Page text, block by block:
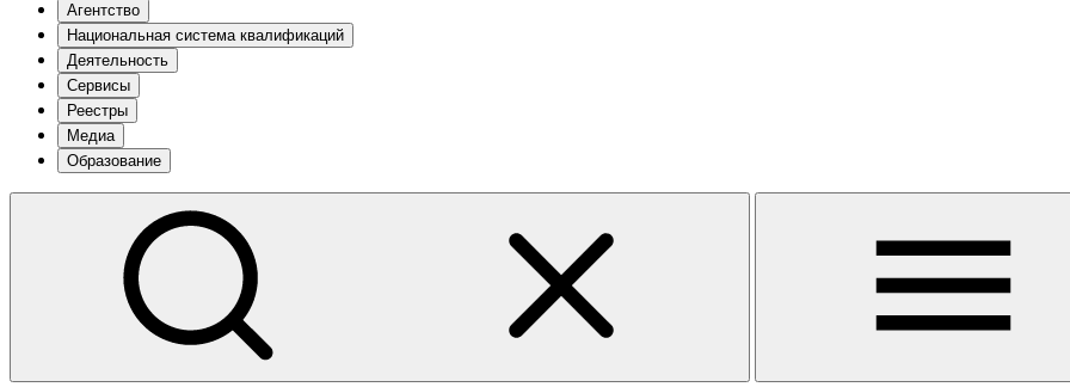
Агентство
Национальная система квалификаций
Деятельность
Сервисы
Реестры
Медиа
Образование